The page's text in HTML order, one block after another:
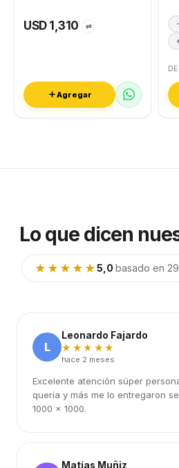
USD 1,310 ⇄
Agregar
Lo que dicen
★★★★★5,0·basado en
L
Leonardo Fajardo
★★★★★
hace 2 meses
Excelente atención súper
quería y más me lo entregaron
1000 x 1000.
Matías Muñiz